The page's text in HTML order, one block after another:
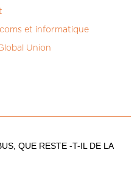
et informatique
Union
QUE RESTE -T-IL DE LA